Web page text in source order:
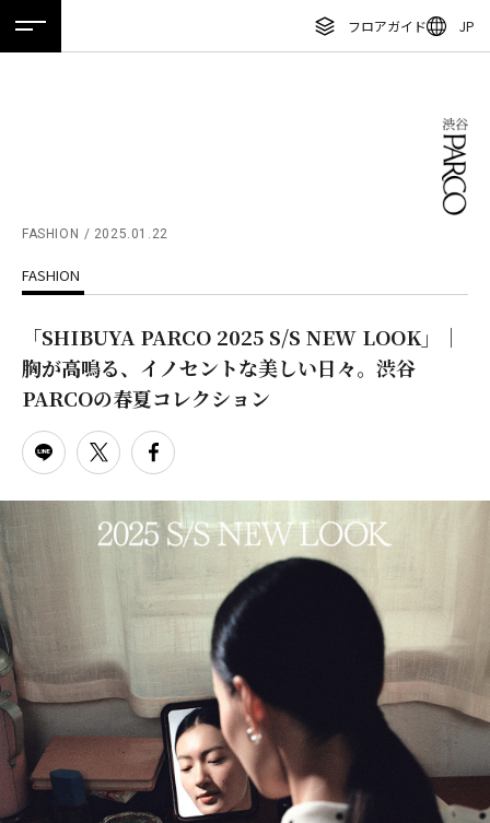
フロアガイド JP
ホーム 特集 ニュース イベント アクセス
ニュース
特集
TAX FREE
DELIVERY SERVICES
オンラインストア
リクルート
ENGLISH
ภาษาไทย
日本語
FASHION 2025.01.22
FASHION
「SHIBUYA PARCO 2025 S/S NEW LOOK」｜
胸が高鳴る、イノセントな美しい日々。渋谷
PARCOの春夏コレクション